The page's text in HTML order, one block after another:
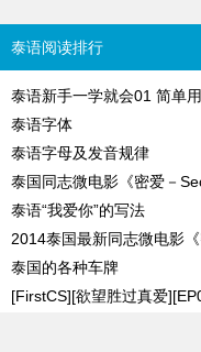
泰语阅读排行
泰语新手一学就会01 简单
泰语字体
泰语字母及发音规律
泰国同志微电影《密爱－
泰语“我爱你”的写法
2014泰国最新同志微电影
泰国的各种车牌
[FirstCS][欲望胜过真爱